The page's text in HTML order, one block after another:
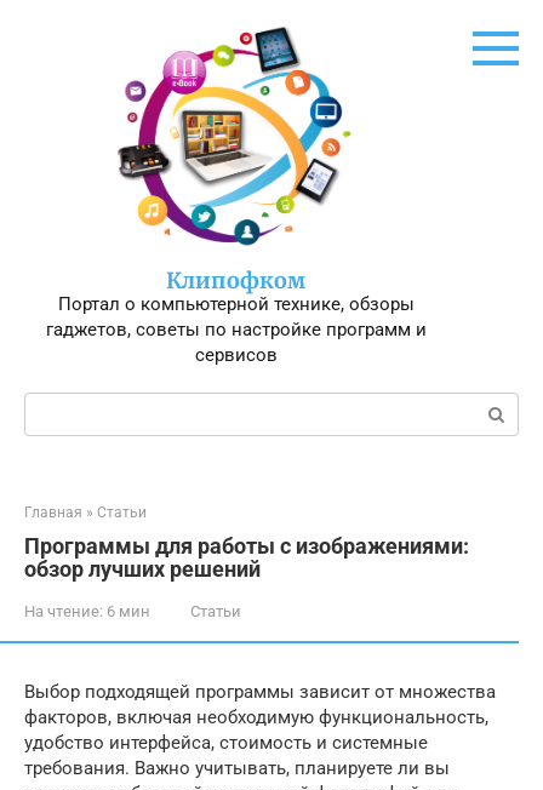
Клипофком
Портал о компьютерной технике, обзоры
гаджетов, советы по настройке программ и
сервисов
Поиск:
Главная » Статьи
Программы для работы с изображениями:
обзор лучших решений
На чтение: 6 мин Статьи
Выбор подходящей программы зависит от множества
факторов, включая необходимую функциональность,
удобство интерфейса, стоимость и системные
требования. Важно учитывать, планируете ли вы